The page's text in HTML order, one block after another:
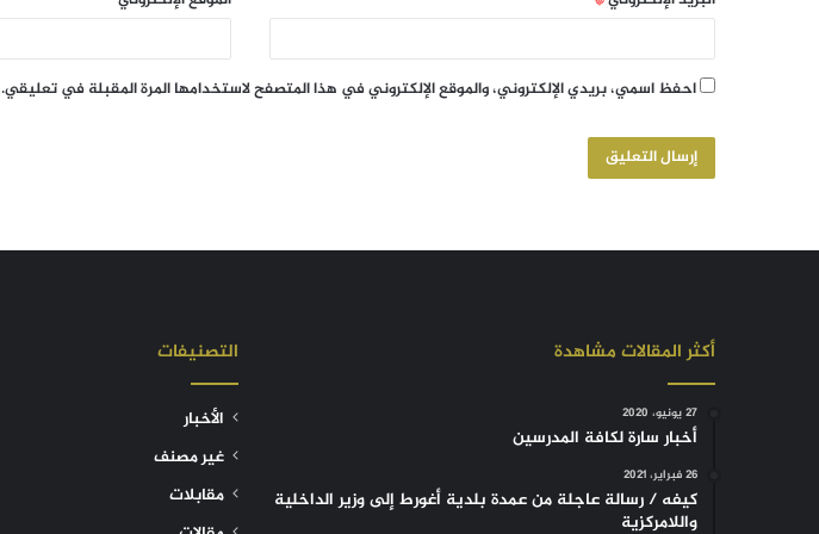
احفظ اسمي، بريدي الإلكتروني، والموقع الإلكتروني في هذا المتصفح لاستخدامها المرة المقبلة في تعليقي.
أكثر المقالات مشاهدة
27 يونيو، 2020
أخبار سارة لكافة المدرسين
26 فبراير، 2021
كيفه / رسالة عاجلة من عمدة بلدية أغورط إلى وزير الداخلية
واللامركزية
التصنيفات
الأخبار
غير مصنف
مقابلات